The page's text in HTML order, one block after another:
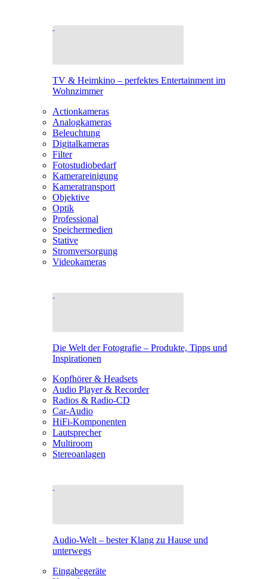
TV & Heimkino – perfektes Entertainment im
Wohnzimmer
Actionkameras
Analogkameras
Beleuchtung
Digitalkameras
Filter
Fotostudiobedarf
Kamerareinigung
Kameratransport
Objektive
Optik
Professional
Speichermedien
Stative
Stromversorgung
Videokameras
Die Welt der Fotografie – Produkte, Tipps und
Inspirationen
Kopfhörer & Headsets
Audio Player & Recorder
Radios & Radio-CD
Car-Audio
HiFi-Komponenten
Lautsprecher
Multiroom
Stereoanlagen
Audio-Welt – bester Klang zu Hause und
unterwegs
Eingabegeräte